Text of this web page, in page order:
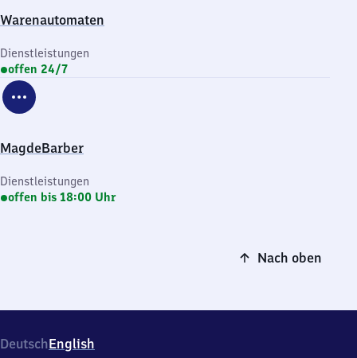
Warenautomaten
Dienstleistungen
offen 24/7
MagdeBarber
Dienstleistungen
offen bis 18:00 Uhr
Nach oben
DeutschEnglish